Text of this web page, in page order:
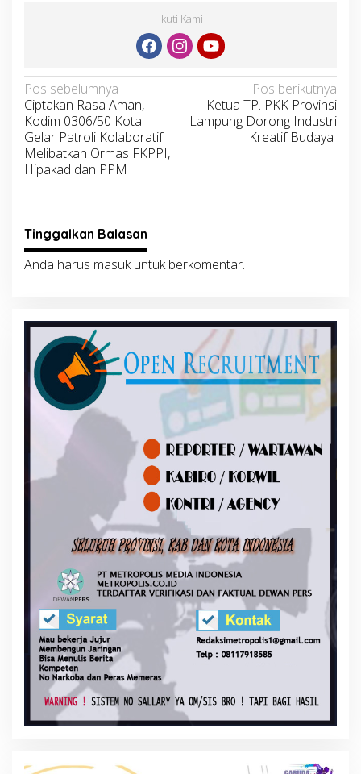
Ikuti Kami
Navigasi
pos
Pos sebelumnya
Ciptakan Rasa Aman,
Kodim 0306/50 Kota
Gelar Patroli Kolaboratif
Melibatkan Ormas FKPPI,
Hipakad dan PPM
Pos berikutnya
Ketua TP. PKK Provinsi
Lampung Dorong Industri
Kreatif Budaya
Tinggalkan Balasan
Anda harus masukuntuk berkomentar.